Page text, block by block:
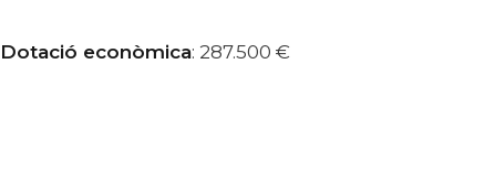
Dotació econòmica: 287.500 €